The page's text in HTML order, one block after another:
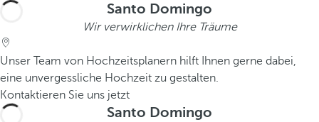
Santo Domingo
Wir verwirklichen Ihre Träume
Unser Team von Hochzeitsplanern hilft Ihnen gerne dabei,
eine unvergessliche Hochzeit zu gestalten.
Kontaktieren Sie uns jetzt
Santo Domingo